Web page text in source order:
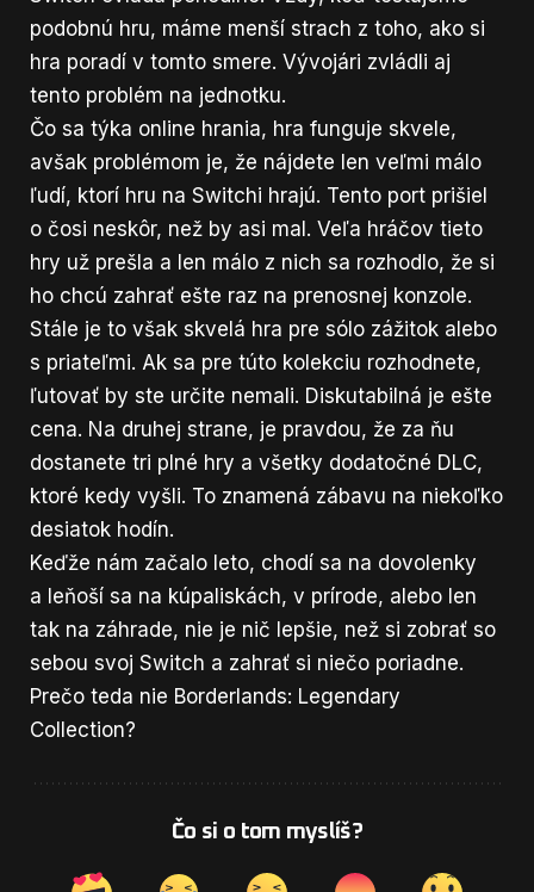
podobnú hru, máme menší strach z toho, ako si
hra poradí v tomto smere. Vývojári zvládli aj
tento problém na jednotku.
Čo sa týka online hrania, hra funguje skvele,
avšak problémom je, že nájdete len veľmi málo
ľudí, ktorí hru na Switchi hrajú. Tento port prišiel
o čosi neskôr, než by asi mal. Veľa hráčov tieto
hry už prešla a len málo z nich sa rozhodlo, že si
ho chcú zahrať ešte raz na prenosnej konzole.
Stále je to však skvelá hra pre sólo zážitok alebo
s priateľmi. Ak sa pre túto kolekciu rozhodnete,
ľutovať by ste určite nemali. Diskutabilná je ešte
cena. Na druhej strane, je pravdou, že za ňu
dostanete tri plné hry a všetky dodatočné DLC,
ktoré kedy vyšli. To znamená zábavu na niekoľko
desiatok hodín.
Keďže nám začalo leto, chodí sa na dovolenky
a leňoší sa na kúpaliskách, v prírode, alebo len
tak na záhrade, nie je nič lepšie, než si zobrať so
sebou svoj Switch a zahrať si niečo poriadne.
Prečo teda nie Borderlands: Legendary
Collection?
Čo si o tom myslíš?